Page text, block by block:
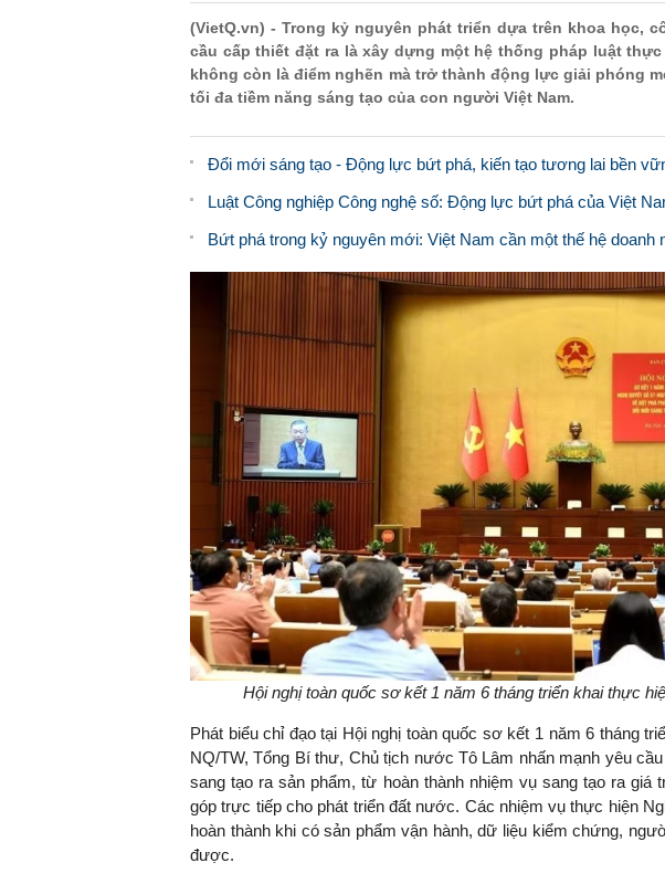
(VietQ.vn) - Trong kỷ nguyên phát triển dựa trên khoa học,
cầu cấp thiết đặt ra là xây dựng một hệ thống pháp luật
không còn là điểm nghẽn mà trở thành động lực giải phóng
tối đa tiềm năng sáng tạo của con người Việt Nam.
Đổi mới sáng tạo - Động lực bứt phá, kiến tạo tương lai bền
Luật Công nghiệp Công nghệ số: Động lực bứt phá của Việt
Bứt phá trong kỷ nguyên mới: Việt Nam cần một thế hệ doanh
Hội nghị toàn quốc sơ kết 1 năm 6 tháng triển khai thực
Phát biểu chỉ đạo tại Hội nghị toàn quốc sơ kết 1 năm 6 tháng
NQ/TW, Tổng Bí thư, Chủ tịch nước Tô Lâm nhấn mạnh yêu
sang tạo ra sản phẩm, từ hoàn thành nhiệm vụ sang tạo ra giá
góp trực tiếp cho phát triển đất nước. Các nhiệm vụ thực hiện
hoàn thành khi có sản phẩm vận hành, dữ liệu kiểm chứng,
được.